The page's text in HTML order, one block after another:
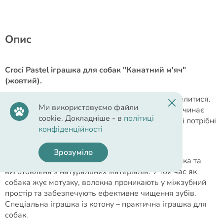
Опис
Croci Pastel іграшка для собак "Канатний м'яч"
(жовтий).
У будь-якому віці собаці хочеться грати та веселитися.
До того ж у цуценят прорізаються зубки і він починає
гризти все, що трапиться "під лапу". Тому собаці потрібні
іграшки. До того ж, це чудовий спосіб почати
дресирувати вашого улюбленця.
Іграшка для собак із тканих волокон, міцна, стійка та
виготовлена ​​з натуральних матеріалів. У той час як
собака жує мотузку, волокна проникають у міжзубний
простір та забезпечують ефективне чищення зубів.
Спеціальна іграшка із котону – практична іграшка для
собак.
Ми використовуємо файли
cookie. Докладніше - в політиці
конфіденційності
Зрозуміло